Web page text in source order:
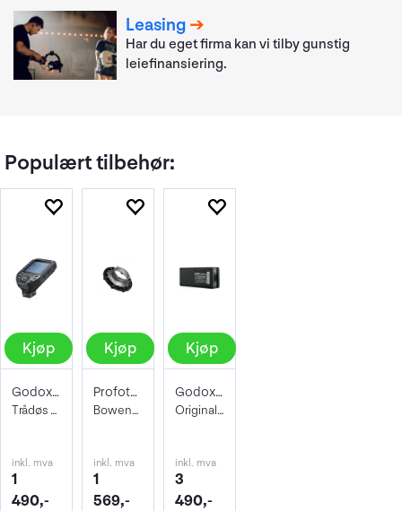
Leasing
Har du eget firma kan vi tilby gunstig
leiefinansiering.
Populært tilbehør:
Kjøp
Godox XPro II TTL Wireless Trigger Leica
Trådøs Blits Utløser for Leica
inkl. mva
1
490,-
Kjøp
Profoto RFi speedring adapter
Bowens / Calumet
inkl. mva
1
569,-
Kjøp
Godox WB1200H Lithium Battery
Originalbatteri til AD1200Pro
inkl. mva
3
490,-